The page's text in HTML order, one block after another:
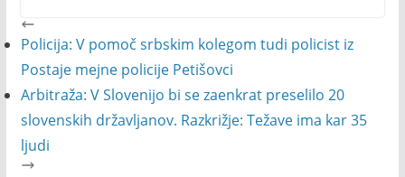
Policija: V pomoč srbskim kolegom tudi policist iz
Postaje mejne policije Petišovci
Arbitraža: V Slovenijo bi se zaenkrat preselilo 20
slovenskih državljanov. Razkrižje: Težave ima kar 35
ljudi